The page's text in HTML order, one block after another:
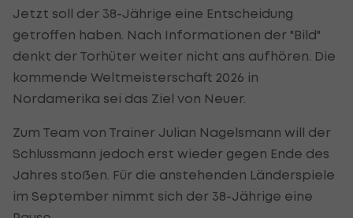
Jetzt soll der 38-Jährige eine Entscheidung
getroffen haben. Nach Informationen der "Bild"
denkt der Torhüter weiter nicht ans aufhören. Die
kommende Weltmeisterschaft 2026 in
Nordamerika sei das Ziel von Neuer.
Zum Team von Trainer Julian Nagelsmann will der
Schlussmann jedoch erst wieder gegen Ende des
Jahres stoßen. Für die anstehenden Länderspiele
im September nimmt sich der 38-Jährige eine